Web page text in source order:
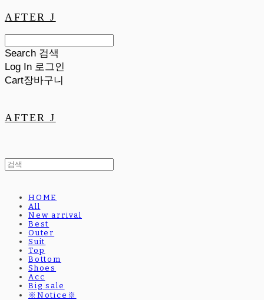
AFTER J
Search 검색
Log In 로그인
Cart장바구니
AFTER J
HOME
All
New arrival
Best
Outer
Suit
Top
Bottom
Shoes
Acc
Big sale
※Notice※